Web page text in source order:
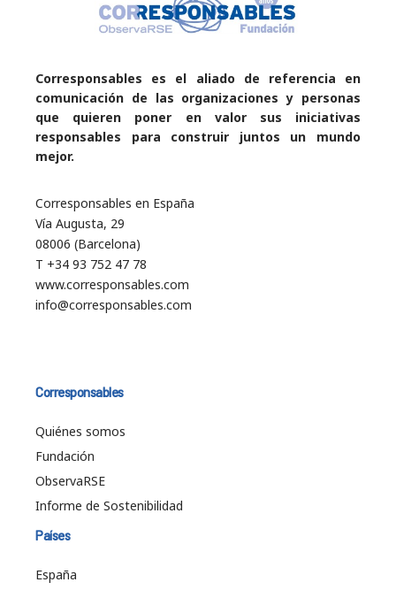
Corresponsables es el aliado de referencia en
comunicación de las organizaciones y personas
que quieren poner en valor sus iniciativas
responsables para construir juntos un mundo
mejor.
Corresponsables en España
Vía Augusta, 29
08006 (Barcelona)
T +34 93 752 47 78
www.corresponsables.com
info@corresponsables.com
Corresponsables
Quiénes somos
Fundación
ObservaRSE
Informe de Sostenibilidad
Países
España